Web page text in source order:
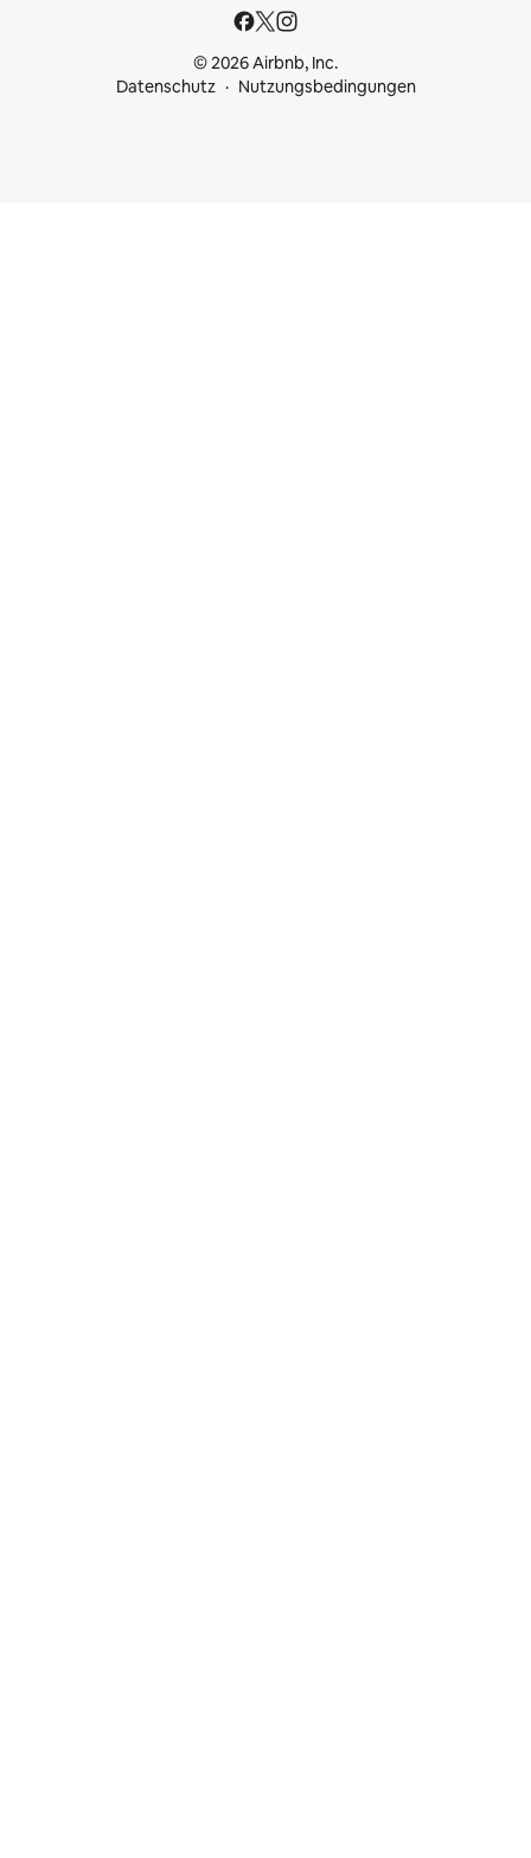
© 2026 Airbnb, Inc.
Datenschutz
Nutzungsbedingungen